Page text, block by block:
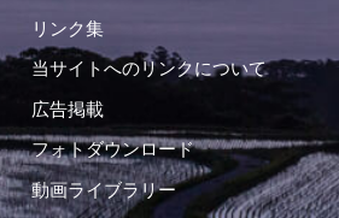
リンク集
当サイトへのリンクについて
広告掲載
フォトダウンロード
動画ライブラリー